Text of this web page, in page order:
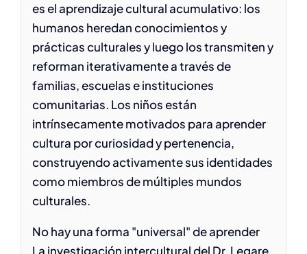
es el aprendizaje cultural acumulativo: los
humanos heredan conocimientos y
prácticas culturales y luego los transmiten y
reforman iterativamente a través de
familias, escuelas e instituciones
comunitarias. Los niños están
intrínsecamente motivados para aprender
cultura por curiosidad y pertenencia,
construyendo activamente sus identidades
como miembros de múltiples mundos
culturales.
No hay una forma "universal" de aprender
La investigación intercultural del Dr. Legare